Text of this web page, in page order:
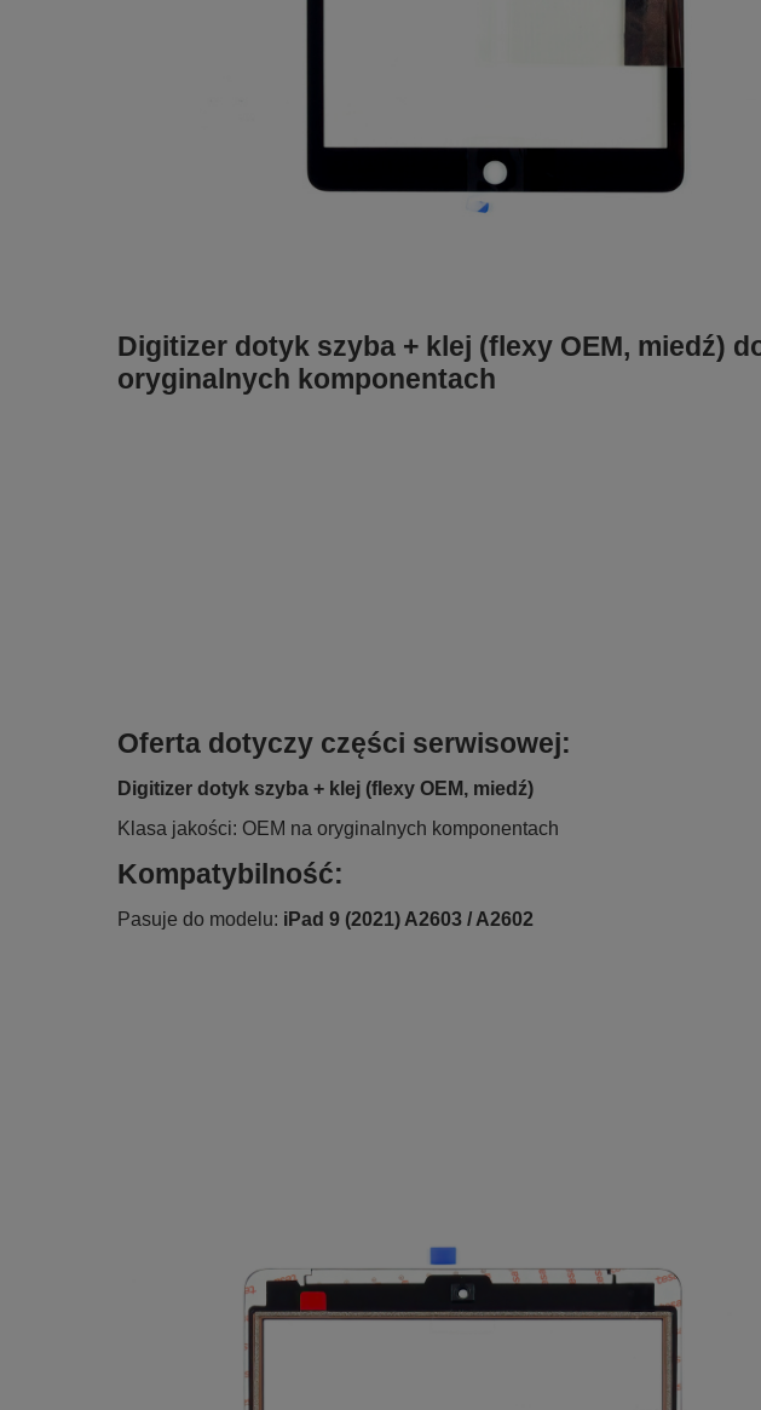
Digitizer dotyk szyba + klej (flexy OEM, miedź)
oryginalnych komponentach
Oferta dotyczy części serwisowej:
Digitizer dotyk szyba + klej (flexy OEM, miedź)
Klasa jakości: OEM na oryginalnych komponentach
Kompatybilność:
Pasuje do modelu: iPad 9 (2021) A2603 / A2602